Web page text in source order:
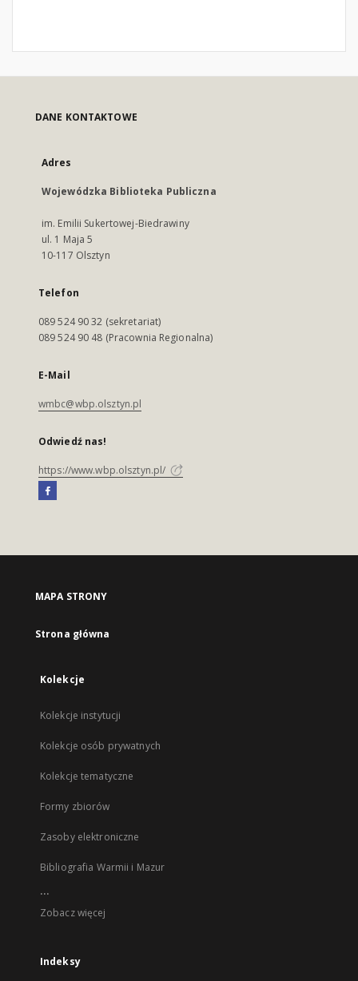
DANE KONTAKTOWE
Adres
Wojewódzka Biblioteka Publiczna
im. Emilii Sukertowej-Biedrawiny
ul. 1 Maja 5
10-117 Olsztyn
Telefon
089 524 90 32 (sekretariat)
089 524 90 48 (Pracownia Regionalna)
E-Mail
wmbc@wbp.olsztyn.pl
Odwiedź nas!
https://www.wbp.olsztyn.pl/
MAPA STRONY
Strona główna
Kolekcje
Kolekcje instytucji
Kolekcje osób prywatnych
Kolekcje tematyczne
Formy zbiorów
Zasoby elektroniczne
Bibliografia Warmii i Mazur
...
Zobacz więcej
Indeksy